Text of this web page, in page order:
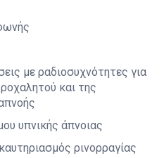
με ραδιοσυχνότητες για
και της
υπνικής άπνοιας
ρινορραγίας